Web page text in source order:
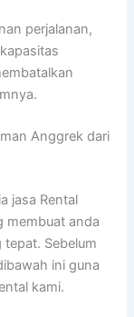
perjalanan,
Anggrek dari
jasa Rental
membuat anda
Sebelum
ini guna
kami.